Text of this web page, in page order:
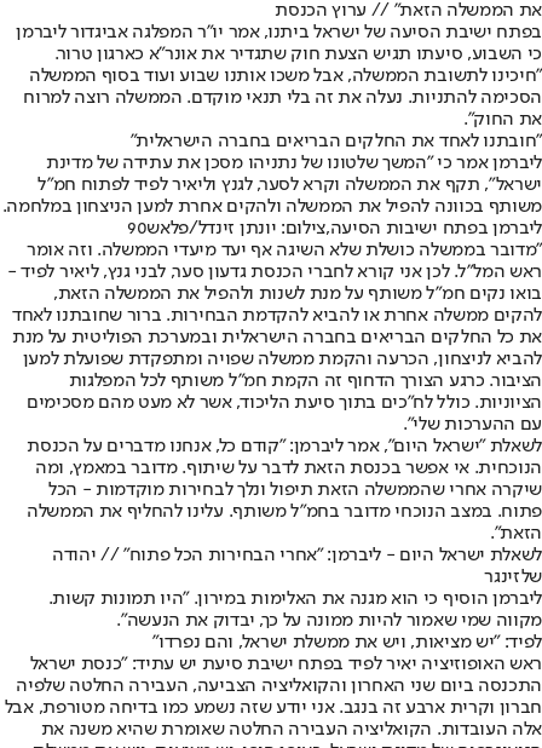
את הממשלה הזאת" // ערוץ הכנסת
בפתח ישיבת הסיעה של ישראל ביתנו, אמר יו"ר המפלגה אביגדור ליברמן
כי השבוע, סיעתו תגיש הצעת חוק שתגדיר את אונר"א כארגון טרור.
"חיכינו לתשובת הממשלה, אבל משכו אותנו שבוע ועוד בסוף הממשלה
הסכימה להתניות. נעלה את זה בלי תנאי מוקדם. הממשלה רוצה למרוח
את החוק".
"חובתנו לאחד את החלקים הבריאים בחברה הישראלית"
ליברמן אמר כי "המשך שלטונו של נתניהו מסכן את עתידה של מדינת
ישראל", תקף את הממשלה וקרא לסער, לגנץ וליאיר לפיד לפתוח חמ"ל
משותף בכוונה להפיל את הממשלה ולהקים אחרת למען הניצחון במלחמה.
ליברמן בפתח ישיבות הסיעה,צילום: יונתן זינדל/פלאש90
"מדובר בממשלה כושלת שלא השיגה אף יעד מיעדי הממשלה. וזה אומר
ראש המל"ל. לכן אני קורא לחברי הכנסת גדעון סער, לבני גנץ, ליאיר לפיד -
בואו נקים חמ"ל משותף על מנת לשנות ולהפיל את הממשלה הזאת,
להקים ממשלה אחרת או להביא להקדמת הבחירות. ברור שחובתנו לאחד
את כל החלקים הבריאים בחברה הישראלית ובמערכת הפוליטית על מנת
להביא לניצחון, הכרעה והקמת ממשלה שפויה ומתפקדת שפועלת למען
הציבור. כרגע הצורך הדחוף זה הקמת חמ"ל משותף לכל המפלגות
הציוניות. כולל לח"כים בתוך סיעת הליכוד, אשר לא מעט מהם מסכימים
עם ההערכות שלי".
לשאלת "ישראל היום", אמר ליברמן: "קודם כל, אנחנו מדברים על הכנסת
הנוכחית. אי אפשר בכנסת הזאת לדבר על שיתוף. מדובר במאמץ, ומה
שיקרה אחרי שהממשלה הזאת תיפול ונלך לבחירות מוקדמות - הכל
פתוח. במצב הנוכחי מדובר בחמ"ל משותף. עלינו להחליף את הממשלה
הזאת".
לשאלת ישראל היום - ליברמן: "אחרי הבחירות הכל פתוח" // יהודה
שלזינגר
ליברמן הוסיף כי הוא מגנה את האלימות במירון. "היו תמונות קשות.
מקווה שמי שאמור להיות ממונה על כך, יבדוק את הנעשה".
לפיד: "יש מציאות, ויש את ממשלת ישראל, והם נפרדו"
ראש האופוזיציה יאיר לפיד בפתח ישיבת סיעת יש עתיד: "כנסת ישראל
התכנסה ביום שני האחרון והקואליציה הצביעה, העבירה החלטה שלפיה
חברון וקרית ארבע זה בנגב. אני יודע שזה נשמע כמו בדיחה מטורפת, אבל
אלה העובדות. הקואליציה העבירה החלטה שאומרת שהיא משנה את